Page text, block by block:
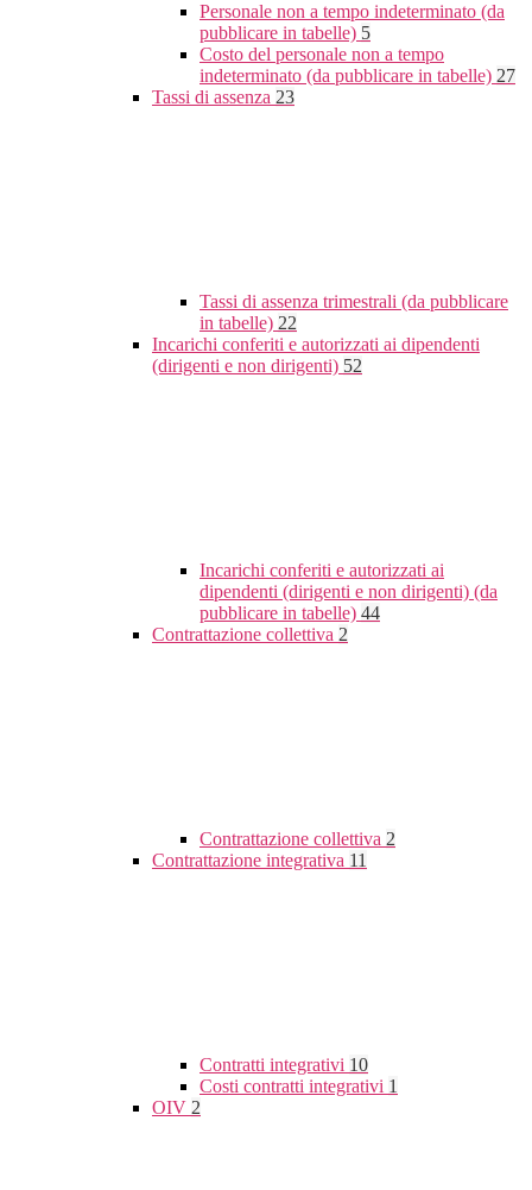
Personale non a tempo indeterminato (da
pubblicare in tabelle) 5
Costo del personale non a tempo
indeterminato (da pubblicare in tabelle) 27
Tassi di assenza 23
Tassi di assenza trimestrali (da pubblicare
in tabelle) 22
Incarichi conferiti e autorizzati ai dipendenti
(dirigenti e non dirigenti) 52
Incarichi conferiti e autorizzati ai
dipendenti (dirigenti e non dirigenti) (da
pubblicare in tabelle) 44
Contrattazione collettiva 2
Contrattazione collettiva 2
Contrattazione integrativa 11
Contratti integrativi 10
Costi contratti integrativi 1
OIV 2